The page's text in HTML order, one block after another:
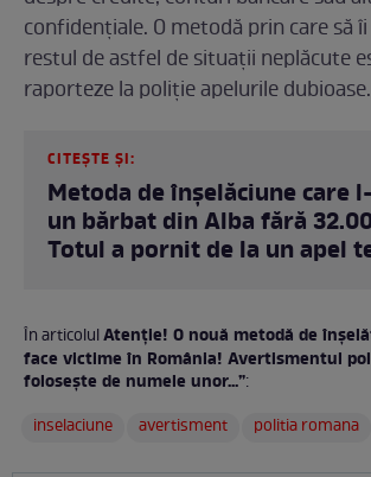
confidențiale. O metodă prin care să
restul de astfel de situații neplăcute
raporteze la poliție apelurile dubioase.
CITEȘTE ȘI:
Metoda de înșelăciune care
un bărbat din Alba fără
Totul a pornit de la un apel
În articolulAtenție! O nouă metodă de
face victime în România! Avertismentul
folosește de numele unor...”:
inselaciune
avertisment politia romana